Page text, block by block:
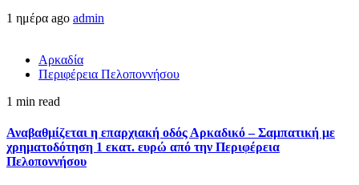
1 ημέρα ago admin
Αρκαδία
Περιφέρεια Πελοποννήσου
1 min read
Αναβαθμίζεται η επαρχιακή οδός Αρκαδικό – Σαμπατική με
χρηματοδότηση 1 εκατ. ευρώ από την Περιφέρεια
Πελοποννήσου